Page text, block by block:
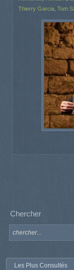
Thierry Garcia Tom
Chercher
Les Plus Consultés